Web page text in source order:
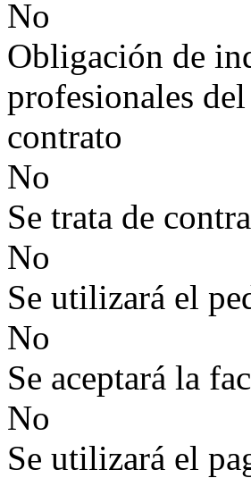
No
Obligación de
profesionales
contrato
No
Se trata de
No
Se utilizará el
No
Se aceptará la
No
Se utilizará el